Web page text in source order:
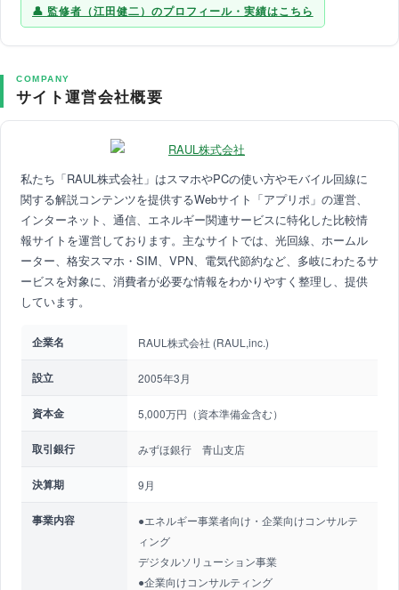
監修者（江田健二）のプロフィール・実績はこちら
COMPANY
サイト運営会社概要
私たち「RAUL株式会社」はスマホやPCの使い方やモバイル回線に
関する解説コンテンツを提供するWebサイト「アプリポ」の運営、
インターネット、通信、エネルギー関連サービスに特化した比較情
報サイトを運営しております。主なサイトでは、光回線、ホームル
ーター、格安スマホ・SIM、VPN、電気代節約など、多岐にわたるサ
ービスを対象に、消費者が必要な情報をわかりやすく整理し、提供
しています。
企業名 RAUL株式会社 (RAUL,inc.)
設立 2005年3月
資本金 5,000万円（資本準備金含む）
取引銀行 みずほ銀行 青山支店
決算期 9月
事業内容
●エネルギー事業者向け・企業向けコンサルテ
ィング
デジタルソリューション事業
●企業向けコンサルティング